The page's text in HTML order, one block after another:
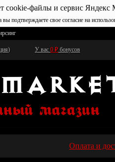
cookie-файлы и сервис Яндекс
подтверждаете свое согласие на
) У вас 0 ₽ бонусов
Оплата и